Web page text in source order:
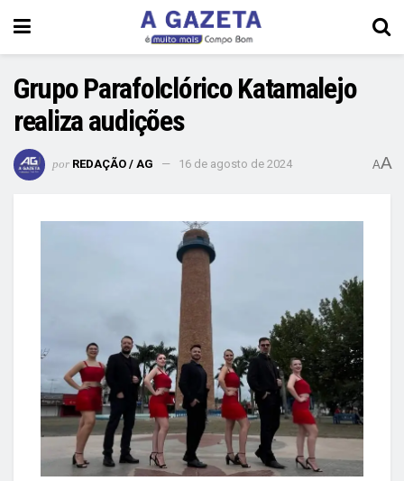
Grupo Parafolclórico Katamalejo
realiza audições
por REDAÇÃO / AG 16 de agosto de 2024 AA